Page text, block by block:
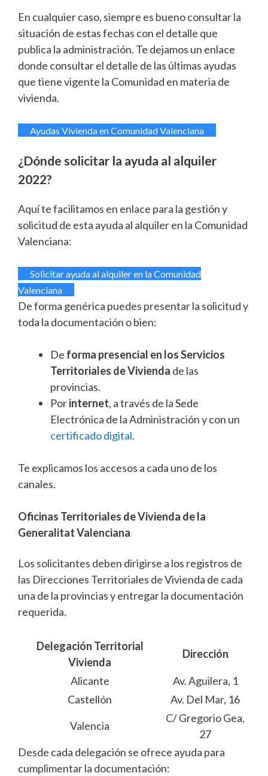
En cualquier caso, siempre es bueno consultar la
situación de estas fechas con el detalle que
publica la administración. Te dejamos un enlace
donde consultar el detalle de las últimas ayudas
que tiene vigente la Comunidad en materia de
vivienda.
Ayudas Vivienda en Comunidad Valenciana
¿Dónde solicitar la ayuda al alquiler
2022?
Aquí te facilitamos en enlace para la gestión y
solicitud de esta ayuda al alquiler en la Comunidad
Valenciana:
Solicitar ayuda al alquiler en la Comunidad
Valenciana
De forma genérica puedes presentar la solicitud y
toda la documentación o bien:
De forma presencial en los Servicios
Territoriales de Vivienda de las
provincias.
Porinternet, a través de la Sede
Electrónica de la Administración y con un
certificado digital.
Te explicamos los accesos a cada uno de los
canales.
Oficinas Territoriales de Vivienda de la
Generalitat Valenciana
Los solicitantes deben dirigirse a los registros de
las Direcciones Territoriales de Vivienda de cada
una de la provincias y entregar la documentación
requerida.
Delegación Territorial
Vivienda
Dirección
Alicante
Av. Aguilera, 1
Castellón
Av. Del Mar, 16
Valencia
C/ Gregorio Gea,
27
Desde cada delegación se ofrece ayuda para
cumplimentar la documentación: